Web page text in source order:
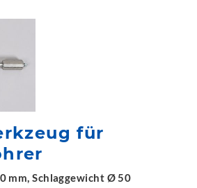
für
mm, Schlaggewicht Ø 50